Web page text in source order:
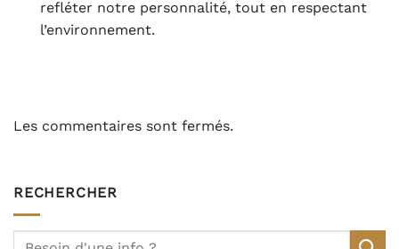
refléter notre personnalité, tout en respectant
l’environnement.
Les commentaires sont fermés.
RECHERCHER